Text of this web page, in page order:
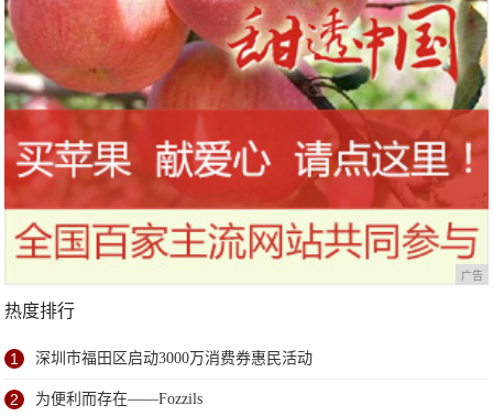
广告
热度排行
1 深圳市福田区启动3000万消费券惠民活动
2 为便利而存在——Fozzils